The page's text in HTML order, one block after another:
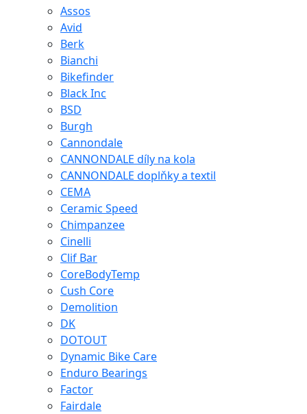
Assos
Avid
Berk
Bianchi
Bikefinder
Black Inc
BSD
Burgh
Cannondale
CANNONDALE díly na kola
CANNONDALE doplňky a textil
CEMA
Ceramic Speed
Chimpanzee
Cinelli
Clif Bar
CoreBodyTemp
Cush Core
Demolition
DK
DOTOUT
Dynamic Bike Care
Enduro Bearings
Factor
Fairdale